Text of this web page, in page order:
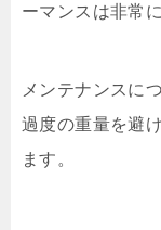
ーマンスは非常
メンテナンスに
過度の重量を避
ます。